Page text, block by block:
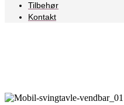
Tilbehør
Kontakt